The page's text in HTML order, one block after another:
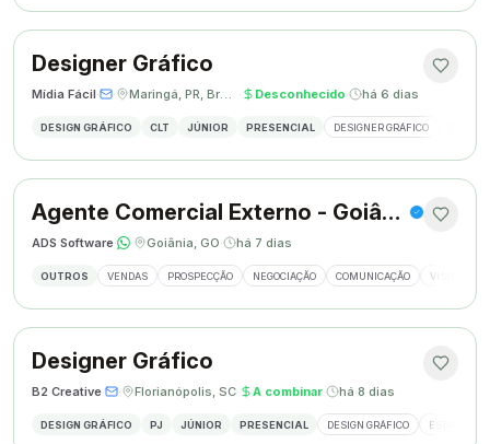
Designer Gráfico
Mídia Fácil· · Maringá, PR, Brasil · Desconhecido· há 6 dias
DESIGN GRÁFICO CLT JÚNIOR PRESENCIAL DESIGNER GRÁFICO
Agente Comercial Externo - Goiânia
ADS Software· · Goiânia, GO· há 7 dias
OUTROS VENDAS PROSPECÇÃO NEGOCIAÇÃO COMUNICAÇÃO VISITAS
Designer Gráfico
B2 Creative· · Florianópolis, SC· A combinar· há 8 dias
DESIGN GRÁFICO PJ JÚNIOR PRESENCIAL DESIGN GRÁFICO ESTÁGIO